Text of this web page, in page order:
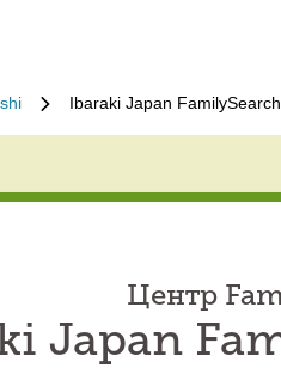
Ibaraki Japan
Центр
Japan